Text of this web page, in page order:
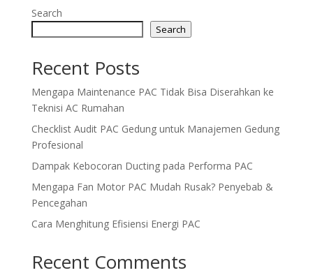
Search
Search
Recent Posts
Mengapa Maintenance PAC Tidak Bisa Diserahkan ke
Teknisi AC Rumahan
Checklist Audit PAC Gedung untuk Manajemen Gedung
Profesional
Dampak Kebocoran Ducting pada Performa PAC
Mengapa Fan Motor PAC Mudah Rusak? Penyebab &
Pencegahan
Cara Menghitung Efisiensi Energi PAC
Recent Comments